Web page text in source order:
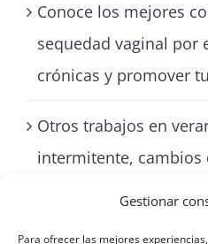
Gestionar
Para ofrecer las mejores
Conoce los mejores
sequedad vaginal por
crónicas y promover
Otros trabajos en
intermitente, cambios